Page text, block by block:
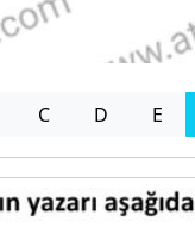
C D E